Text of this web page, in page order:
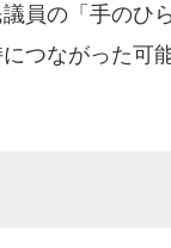
員の「手のひ
つながった可